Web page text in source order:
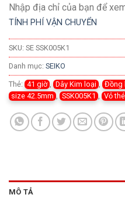
Nhập địa chỉ của bạn để
TÍNH PHÍ VẬN CHUYỂN
SKU: SE SSK005K1
Danh mục: SEIKO
Thẻ: 41 giờ Dây Kim loại Đồng
size 42.5mm
SSK005K1 Vỏ
MÔ TẢ